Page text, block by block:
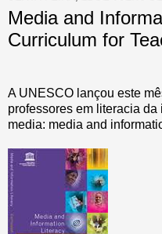
Media and
Curriculum for
A UNESCO lançou este
professores em literacia
media: media and